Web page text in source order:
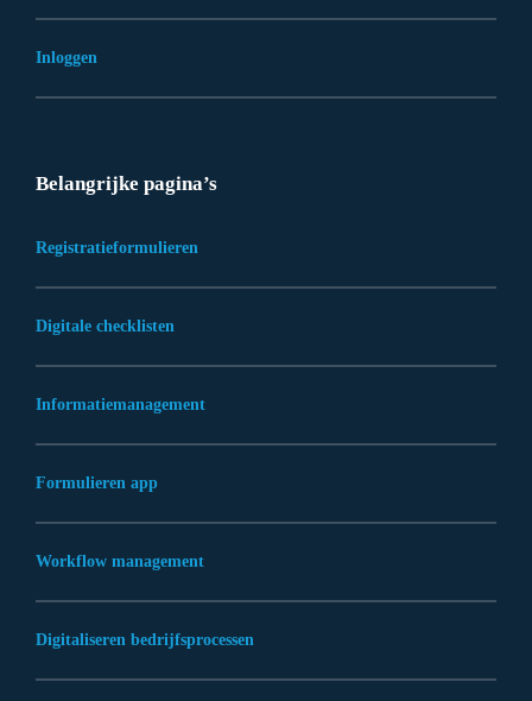
Inloggen
Belangrijke pagina’s
Registratieformulieren
Digitale checklisten
Informatiemanagement
Formulieren app
Workflow management
Digitaliseren bedrijfsprocessen